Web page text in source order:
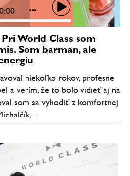
World Class som
Som barman, ale
niekoľko rokov, profesne
a verím, že to bolo vidieť aj na
som sa vyhodiť z komfortnej